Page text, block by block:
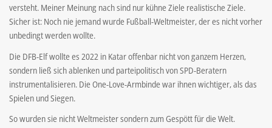
versteht. Meiner Meinung nach sind nur kühne Ziele realistische Ziele.
Sicher ist: Noch nie jemand wurde Fußball-Weltmeister, der es nicht vorher
unbedingt werden wollte.
Die DFB-Elf wollte es 2022 in Katar offenbar nicht von ganzem Herzen,
sondern ließ sich ablenken und parteipolitisch von SPD-Beratern
instrumentalisieren. Die One-Love-Armbinde war ihnen wichtiger, als das
Spielen und Siegen.
So wurden sie nicht Weltmeister sondern zum Gespött für die Welt.